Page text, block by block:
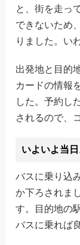
と、街を走っ
できないため
りました。い
出発地と目的
カードの情報
した。予約し
されるので、
いよいよ当
バスに乗り込
か下ろされま
す。目的地の
バスに乗れば